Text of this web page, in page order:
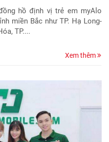
hồ định vị trẻ em myAlo
miền Bắc như TP. Hạ Long-
TP....
Xem thêm